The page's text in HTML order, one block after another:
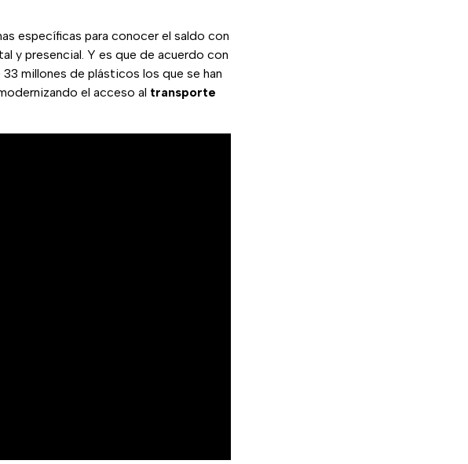
específicas para conocer el saldo con
y presencial. Y es que de acuerdo con
33 millones de plásticos los que se han
el acceso al transporte